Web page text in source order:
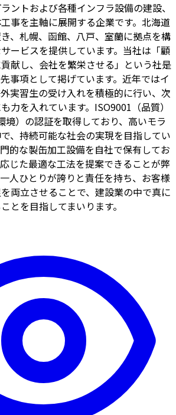
ントおよび各種インフラ設備の建設、
事を主軸に展開する企業です。北海道
、札幌、函館、八戸、室蘭に拠点を構
ービスを提供しています。当社は「顧
献し、会社を繁栄させる」という社是
事項として掲げています。近年ではイ
実習生の受け入れを積極的に行い、次
力を入れています。ISO9001（品質）
境）の認証を取得しており、高いモラ
、持続可能な社会の実現を目指してい
的な製缶加工設備を自社で保有してお
じた最適な工法を提案できることが弊
人ひとりが誇りと責任を持ち、お客様
両立させることで、建設業の中で真に
とを目指してまいります。